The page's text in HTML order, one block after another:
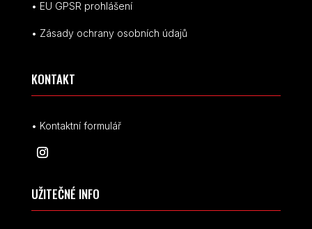
• EU GPSR prohlášení
• Zásady ochrany osobních údajů
KONTAKT
• Kontaktní formulář
UŽITEČNÉ INFO